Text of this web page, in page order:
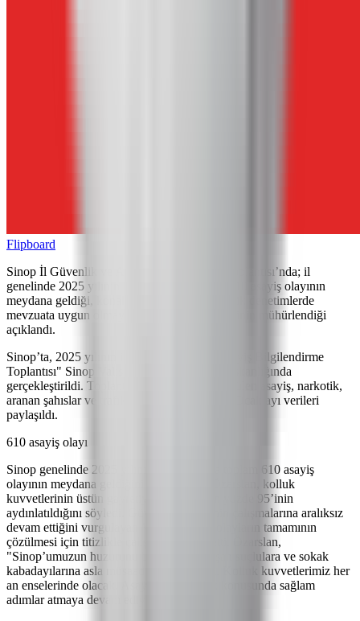
Flipboard
Sinop İl Güvenlik ve Asayiş Bilgilendirme Toplantısı’nda; il
genelinde 2025 yılının Ocak ayında toplam 610 asayiş olayının
meydana geldiği, konaklama tesislerine yönelik denetimlerde
mevzuata uygun olmayan 29 konaklama tesisinin mühürlendiği
açıklandı.
Sinop’ta, 2025 yılının ilk "İl Güvenlik ve Asayiş Bilgilendirme
Toplantısı" Sinop Valisi Mustafa Özarslan başkanlığında
gerçekleştirildi. Toplantıda, il genelinde yürütülen asayiş, narkotik,
aranan şahıslar ve trafik denetimlerine ilişkin Ocak ayı verileri
paylaşıldı.
610 asayiş olayı
Sinop genelinde 2025 yılının Ocak ayında toplam 610 asayiş
olayının meydana geldiğini belirten Vali Özarslan, kolluk
kuvvetlerinin üstün gayretiyle bu olayların yüzde 95’inin
aydınlatıldığını söyledi. Güvenlik güçlerinin çalışmalarına aralıksız
devam ettiğini vurgulayan Vali Özarslan, olayların tamamının
çözülmesi için titizlikle çalışıldığını kaydetti. Özarslan,
"Sinop’umuzun huzurunu bozmaya kalkışan suçlulara ve sokak
kabadayılarına asla müsaade etmeyeceğiz. Kolluk kuvvetlerimiz her
an enselerinde olacak. Asayiş ve güvenlik konusunda sağlam
adımlar atmaya devam ediyoruz" dedi.